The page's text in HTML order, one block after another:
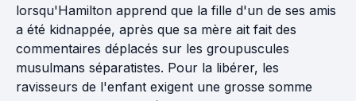
lorsqu'Hamilton apprend que la fille d'un de ses amis
a été kidnappée, après que sa mère ait fait des
commentaires déplacés sur les groupuscules
musulmans séparatistes. Pour la libérer, les
ravisseurs de l'enfant exigent une grosse somme